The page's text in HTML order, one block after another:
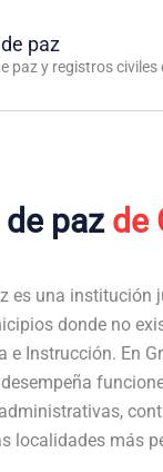
paz
paz y registros civiles
paz de
es una institución
donde no
e Instrucción. En
localidades más